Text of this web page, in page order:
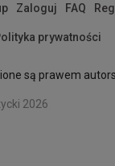
Zaloguj FAQ
prywatności
są prawem
2026